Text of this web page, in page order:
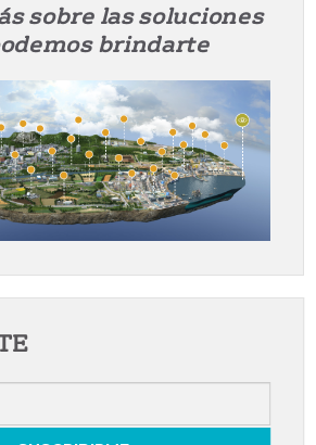
sobre las soluciones
brindarte